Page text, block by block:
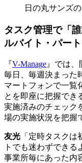
日の丸サンズ
タスク管理で「
ルバイト・パー
『V-Manage 』では
毎日、毎週決まった
マートフォンで一覧
とを即座に把握でき
実施済みのチェック
場の実施状況を把握
友光 「定時タスク
トでも迷わずできる
事業所毎にあった内